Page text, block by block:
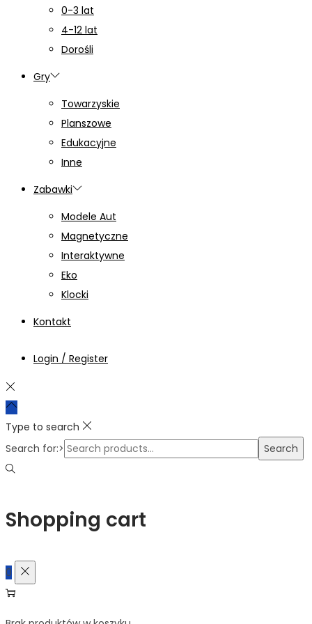
0-3 lat
4-12 lat
Dorośli
Gry
Towarzyskie
Planszowe
Edukacyjne
Inne
Zabawki
Modele Aut
Magnetyczne
Interaktywne
Eko
Klocki
Kontakt
Login / Register
Type to search
Search for:>
Search
Shopping cart
0